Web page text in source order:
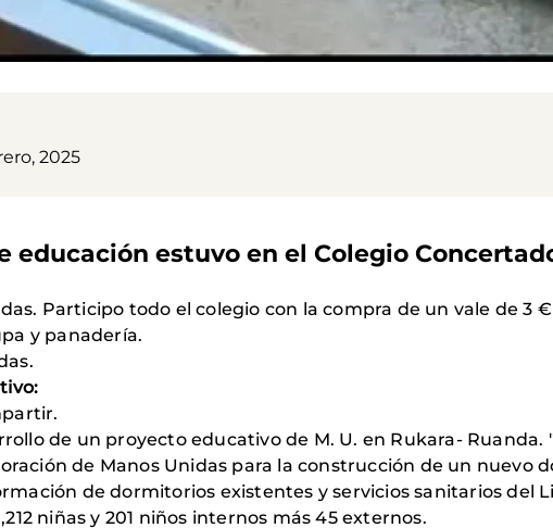
2025
educación estuvo en el Colegio
Participo todo el colegio con la compra de un vale de 3
Lupa y panadería.
de un proyecto educativo de M. U. en Rukara- Ruanda.
de Manos Unidas para la construcción de un nuevo
de dormitorios existentes y servicios sanitarios del
niñas y 201 niños internos más 45 externos.